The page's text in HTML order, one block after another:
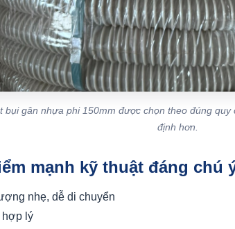
bụi gân nhựa phi 150mm được chọn theo đúng
định hơn.
mạnh kỹ thuật đáng chú
nhẹ, dễ di chuyển
hợp lý